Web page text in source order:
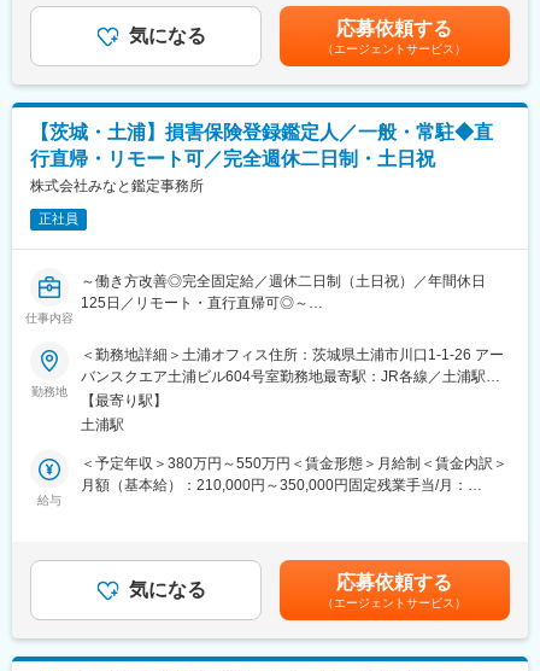
先生や看護師･院長と手術内容の確認・打ち合わせ
・手術に必要な器械をメーカーに発注
・発注後、手術器械の貸出を受けたものを､手術に支障がないよう
行直帰も可能です。
■働き方
２施設を３名で担当するなど、チームで協力しながら業務をして
います。
休暇時等も柔軟に対応ができるような環境が整備されています。
直行直帰もOKのため、自由度高く裁量をもって勤務頂くことがで
きる環境です。
■勤務地
いの地域などを考慮しつつ決定をいたします。つくば営業所につ
いては今後、つくば市内の別の場所へ移転も予定しております。
■組織構成
ます。ほとんどの方が未経験で入社しておりますので、未経験の
方もご安心ください。
は機器の名前や使用用途など覚えることは多いですが､しっかりと
指導していきます。業界経験は不問で、理系の知識や経験がなく
ても大丈夫です。現在､文系出身のスタッフが活躍中です。入社後
3~5年程度で一人前を目指します。
くまでも目安の金額であり、選考を通じて上下する可能性があり
ます。月給(月額)は固定手当を含めた表記です。
気になる 応募依頼する
（エージェントサービス）
【茨城・土浦】損害保険登録鑑定人／一般・常駐◆直
行直帰・リモート可／完全週休二日制・土日祝
株式会社みなと鑑定事務所
正社員
仕事内容
～働き方改善◎完全固定給／週休二日制（土日祝）／年間休日
125日／リモート・直行直帰可◎～
■業務内容：
一般鑑定：損害保険会社等からの依頼を受け、現場調査・立会鑑
定を行います。
常駐鑑定：損害保険会社等に在席し、主に書面鑑定を行います。
広域鑑定：大規模自然災害等が発生した時に、現地へ赴き災害対
策室に駐在して書面・立会鑑定を行います。
保、Chubb、チューリッヒ、JA共済連、こくみん共済、アクア少
短、積水ハウスシャーメゾン少短 など
勤務地
＜勤務地詳細＞土浦オフィス住所：茨城県土浦市川口1-1-26 アー
バンスクエア土浦ビル604号室勤務地最寄駅：JR各線／土浦駅受
動喫煙対策：その他（オフィス内禁煙・分煙）変更の範囲：会社
の定める事業所
【最寄り駅】
土浦駅
給与
＜予定年収＞380万円～550万円＜賃金形態＞月給制＜賃金内訳＞
月額（基本給）：210,000円～350,000円固定残業手当/月：
は経験・能力などを考慮して決定します。■昇給：年1回■賞与：
年2回 ※昨度実績／年間平均2.6ヶ月分■資格手当、現場手当、出
張手当有賃金はあくまでも目安の金額であり、選考を通じて上下
する可能性があります。月給(月額)は固定手当を含めた表記です。
気になる 応募依頼する
（エージェントサービス）